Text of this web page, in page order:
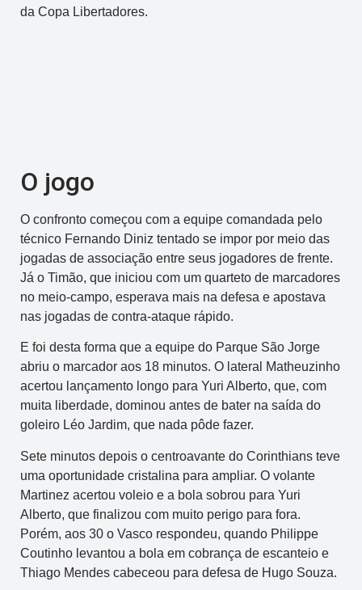
da Copa Libertadores.
O jogo
O confronto começou com a equipe comandada pelo
técnico Fernando Diniz tentado se impor por meio das
jogadas de associação entre seus jogadores de frente.
Já o Timão, que iniciou com um quarteto de marcadores
no meio-campo, esperava mais na defesa e apostava
nas jogadas de contra-ataque rápido.
E foi desta forma que a equipe do Parque São Jorge
abriu o marcador aos 18 minutos. O lateral Matheuzinho
acertou lançamento longo para Yuri Alberto, que, com
muita liberdade, dominou antes de bater na saída do
goleiro Léo Jardim, que nada pôde fazer.
Sete minutos depois o centroavante do Corinthians teve
uma oportunidade cristalina para ampliar. O volante
Martinez acertou voleio e a bola sobrou para Yuri
Alberto, que finalizou com muito perigo para fora.
Porém, aos 30 o Vasco respondeu, quando Philippe
Coutinho levantou a bola em cobrança de escanteio e
Thiago Mendes cabeceou para defesa de Hugo Souza.